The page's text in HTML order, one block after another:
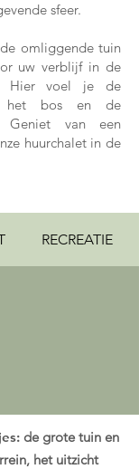
sfeer.
omliggende tuin
uw verblijf in de
Hier voel je de
het bos en de
Geniet van een
huurchalet in de
RECREATIE
de grote tuin en
het uitzicht